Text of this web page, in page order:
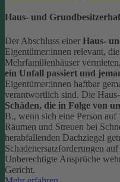
Haus- und
Der Abschluss einer Haus-
Eigentümer:innen relevant,
Mehrfamilienhäuser
ein Unfall passiert und
Eigentümer:innen haftbar
verantwortlich sind. Die
Schäden, die in Folge von
B., wenn sich eine Person
Räumen und Streuen bei
herabfallenden Dachziegel
Schadenersatzforderungen
Unberechtigte Ansprüche
Gericht.